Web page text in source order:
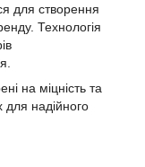
для створення
Технологія
на міцність та
для надійного